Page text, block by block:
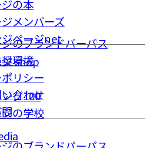
の本
メンバーズ
ページnet
shop
グ100
の学校
のブランドパーパス
環境
リシー
合わせ